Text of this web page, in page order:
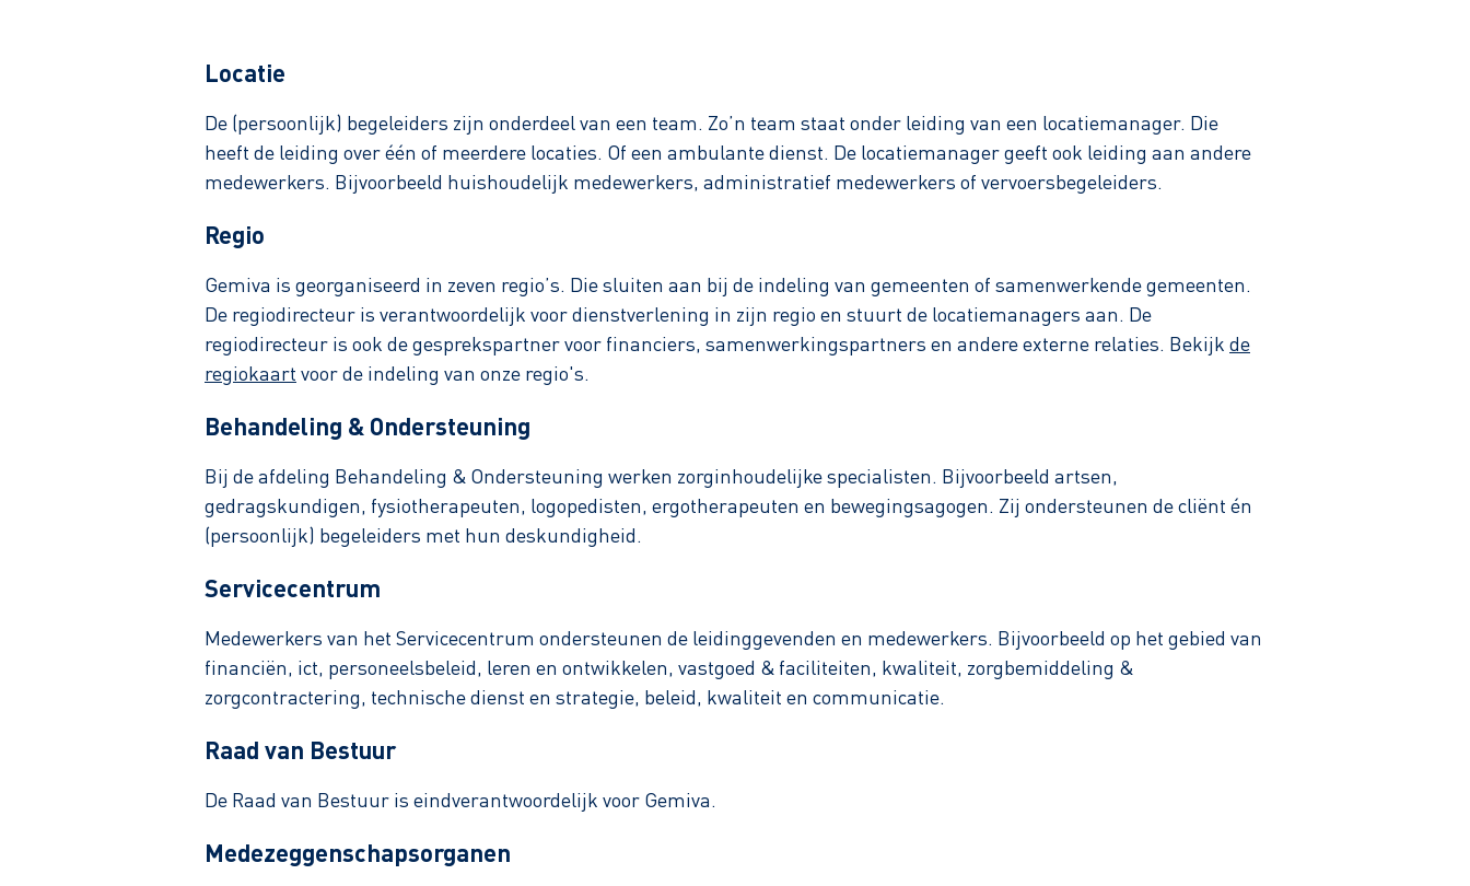
Locatie
De (persoonlijk) begeleiders zijn onderdeel van een team. Zo’n team staat onder leiding van een locatiemanager. Die
heeft de leiding over één of meerdere locaties. Of een ambulante dienst. De locatiemanager geeft ook leiding aan andere
medewerkers. Bijvoorbeeld huishoudelijk medewerkers, administratief medewerkers of vervoersbegeleiders.
Regio
Gemiva is georganiseerd in zeven regio’s. Die sluiten aan bij de indeling van gemeenten of samenwerkende gemeenten.
De regiodirecteur is verantwoordelijk voor dienstverlening in zijn regio en stuurt de locatiemanagers aan. De
regiodirecteur is ook de gesprekspartner voor financiers, samenwerkingspartners en andere externe relaties. Bekijk de
regiokaart voor de indeling van onze regio's.
Behandeling & Ondersteuning
Bij de afdeling Behandeling & Ondersteuning werken zorginhoudelijke specialisten. Bijvoorbeeld artsen,
gedragskundigen, fysiotherapeuten, logopedisten, ergotherapeuten en bewegingsagogen. Zij ondersteunen de cliënt én
(persoonlijk) begeleiders met hun deskundigheid.
Servicecentrum
Medewerkers van het Servicecentrum ondersteunen de leidinggevenden en medewerkers. Bijvoorbeeld op het gebied van
financiën, ict, personeelsbeleid, leren en ontwikkelen, vastgoed & faciliteiten, kwaliteit, zorgbemiddeling &
zorgcontractering, technische dienst en strategie, beleid, kwaliteit en communicatie.
Raad van Bestuur
De Raad van Bestuur is eindverantwoordelijk voor Gemiva.
Medezeggenschapsorganen